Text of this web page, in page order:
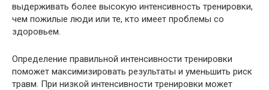
выдерживать более высокую интенсивность тренировки,
чем пожилые люди или те, кто имеет проблемы со
здоровьем.
Определение правильной интенсивности тренировки
поможет максимизировать результаты и уменьшить риск
травм. При низкой интенсивности тренировки может